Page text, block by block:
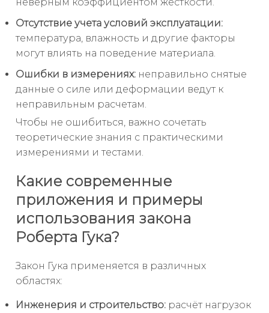
неверным коэффициентом жесткости.
Отсутствие учета условий эксплуатации:
температура, влажность и другие факторы
могут влиять на поведение материала.
Ошибки в измерениях: неправильно снятые
данные о силе или деформации ведут к
неправильным расчетам.
Чтобы не ошибиться, важно сочетать
теоретические знания с практическими
измерениями и тестами.
Какие современные
приложения и примеры
использования закона
Роберта Гука?
Закон Гука применяется в различных
областях:
Инженерия и строительство: расчёт нагрузок